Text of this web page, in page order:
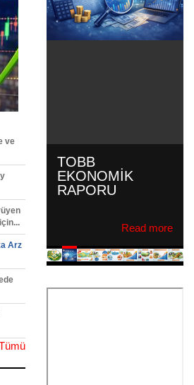
ve
Arz
Yurt İçi Hasıla Gayrisafi
Yurt İçi Hasıladan 2024
yılında en yüksek payı
Read more